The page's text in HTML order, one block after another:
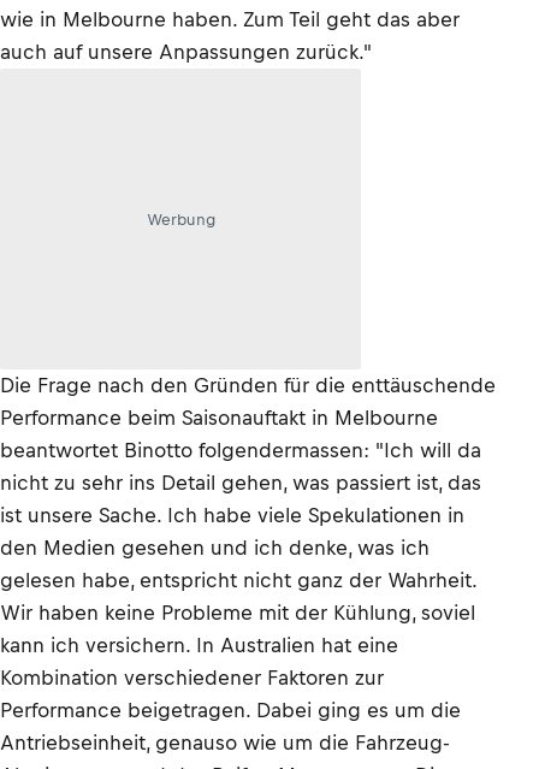
wie in Melbourne haben. Zum Teil geht das aber
auch auf unsere Anpassungen zurück."
Werbung
Die Frage nach den Gründen für die enttäuschende
Performance beim Saisonauftakt in Melbourne
beantwortet Binotto folgendermassen: "Ich will da
nicht zu sehr ins Detail gehen, was passiert ist, das
ist unsere Sache. Ich habe viele Spekulationen in
den Medien gesehen und ich denke, was ich
gelesen habe, entspricht nicht ganz der Wahrheit.
Wir haben keine Probleme mit der Kühlung, soviel
kann ich versichern. In Australien hat eine
Kombination verschiedener Faktoren zur
Performance beigetragen. Dabei ging es um die
Antriebseinheit, genauso wie um die Fahrzeug-